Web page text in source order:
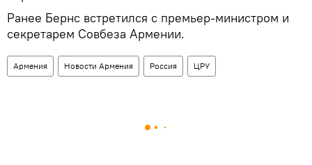
Ранее Бернс встретился с премьер-министром и
секретарем Совбеза Армении.
Армения Новости Армения Россия ЦРУ